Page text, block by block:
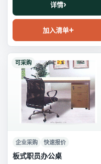
详情
加入清单
可采购
企业采购 快速报价
板式职员办公桌